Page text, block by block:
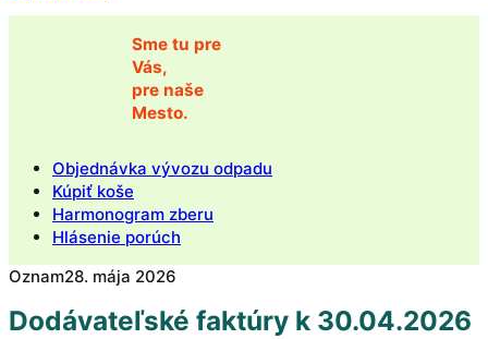
Sme tu pre
Vás,
pre naše
Mesto.
Objednávka vývozu odpadu
Kúpiť koše
Harmonogram zberu
Hlásenie porúch
Oznam28. mája 2026
Dodávateľské faktúry k 30.04.2026